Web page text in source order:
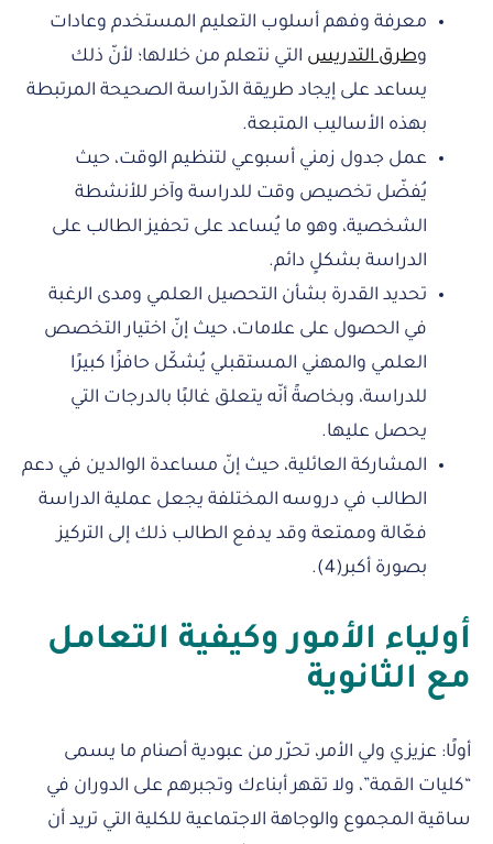
معرفة وفهم أسلوب التعليم المستخدم وعادات
وطرق التدريس التي نتعلم من خلالها؛ لأنّ ذلك
يساعد على إيجاد طريقة الدّراسة الصحيحة المرتبطة
بهذه الأساليب المتبعة.
عمل جدول زمني أسبوعي لتنظيم الوقت، حيث
يُفضّل تخصيص وقت للدراسة وآخر للأنشطة
الشخصية، وهو ما يُساعد على تحفيز الطالب على
الدراسة بشكلٍ دائم.
تحديد القدرة بشأن التحصيل العلمي ومدى الرغبة
في الحصول على علامات، حيث إنّ اختيار التخصص
العلمي والمهني المستقبلي يُشكّل حافزًا كبيرًا
للدراسة، وبخاصةً أنّه يتعلق غالبًا بالدرجات التي
يحصل عليها.
المشاركة العائلية، حيث إنّ مساعدة الوالدين في دعم
الطالب في دروسه المختلفة يجعل عملية الدراسة
فعّالة وممتعة وقد يدفع الطالب ذلك إلى التركيز
بصورة أكبر(4).
أولياء الأمور وكيفية التعامل
مع الثانوية
أولًا: عزيزي ولي الأمر، تحرّر من عبودية أصنام ما يسمى
“كليات القمة”، ولا تقهر أبناءك وتجبرهم على الدوران في
ساقية المجموع والوجاهة الاجتماعية للكلية التي تريد أن